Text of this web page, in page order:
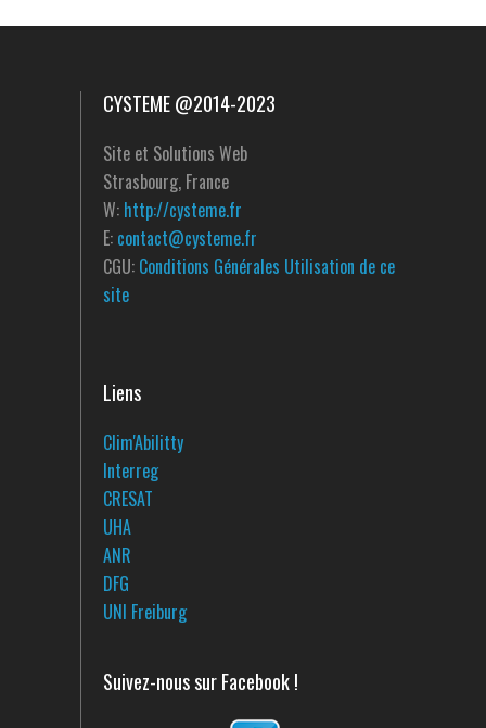
CYSTEME @2014-2023
Site et Solutions Web
Strasbourg, France
W: http://cysteme.fr
E: contact@cysteme.fr
CGU: Conditions Générales Utilisation de ce
site
Liens
Clim'Abilitty
Interreg
CRESAT
UHA
ANR
DFG
UNI Freiburg
Suivez-nous sur Facebook !